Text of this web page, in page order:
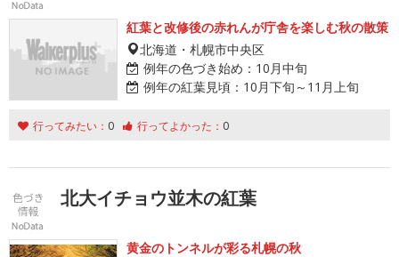
紅葉と改修後の赤れんが庁舎を楽しむ秋の散策
北海道・札幌市中央区
例年の色づき始め： 10月中旬
例年の紅葉見頃： 10月下旬～11月上旬
行ってみたい： 0 行ってよかった： 0
北大イチョウ並木の紅葉
黄金のトンネルが彩る札幌の秋